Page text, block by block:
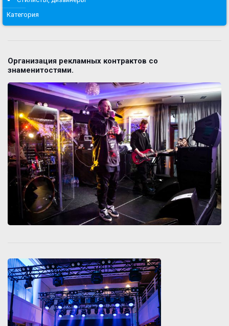
Категория
Организация рекламных контрактов со
знаменитостями.